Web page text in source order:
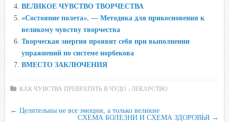
o
k
r
p
p
u
a
s
s
n
i
ВЕЛИКОЕ ЧУВСТВО ТВОРЧЕСТВА
«Состояние полета». — Методика для прикосновения к
великому чувству творчества
Творческая энергия проявит себя при выполнении
упражнений по системе норбекова
ВМЕСТО ЗАКЛЮЧЕНИЯ
КАК ЧУВСТВА ПРЕВРАТИТЬ В ЧУДО - ЛЕКАРСТВО
← Целительны не все эмоции, а только великие
СХЕМА БОЛЕЗНИ И СХЕМА ЗДОРОВЬЯ →